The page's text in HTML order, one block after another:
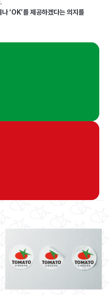
‘OK’를 제공하겠다는 의지를